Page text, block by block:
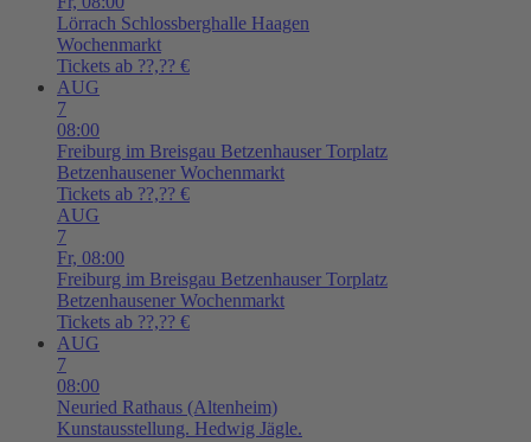
Lörrach Schlossberghalle Haagen
Wochenmarkt
Tickets ab ??,?? €
AUG
7
08:00
Freiburg im Breisgau Betzenhauser Torplatz
Betzenhausener Wochenmarkt
Tickets ab ??,?? €
AUG
7
Fr, 08:00
Freiburg im Breisgau Betzenhauser Torplatz
Betzenhausener Wochenmarkt
Tickets ab ??,?? €
AUG
7
08:00
Neuried Rathaus (Altenheim)
Kunstausstellung. Hedwig Jägle.